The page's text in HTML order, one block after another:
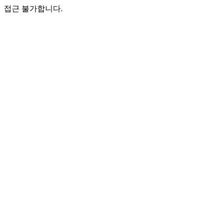
접근 불가합니다.